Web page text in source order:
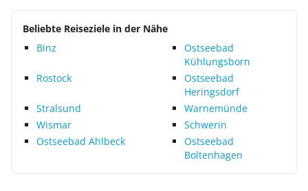
Beliebte Reiseziele in der Nähe
Binz
Ostseebad
Kühlungsborn
Rostock
Ostseebad
Heringsdorf
Stralsund
Warnemünde
Wismar
Schwerin
Ostseebad Ahlbeck
Ostseebad
Boltenhagen